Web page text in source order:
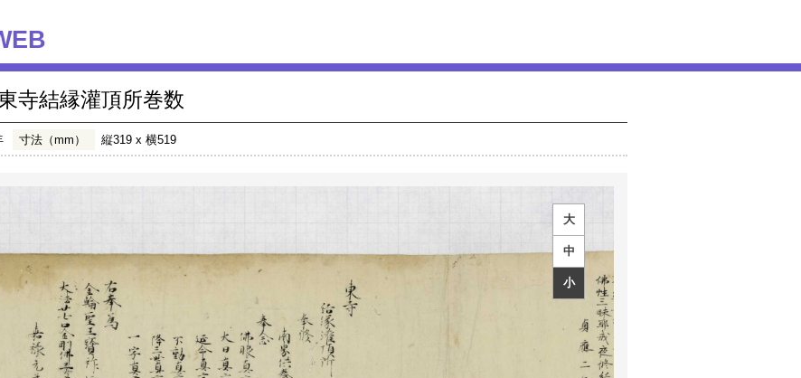
寺結縁灌頂所巻数
寸法（mm） 縦319 x 横519
大
中
小